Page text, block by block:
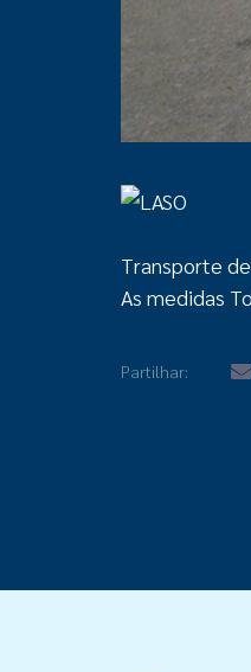
Transporte
As medidas
Partilhar: